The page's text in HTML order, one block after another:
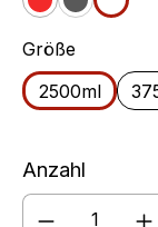
rot schwarz
(Dieseweiß
Größe
2500ml
Anzahl
Produkt